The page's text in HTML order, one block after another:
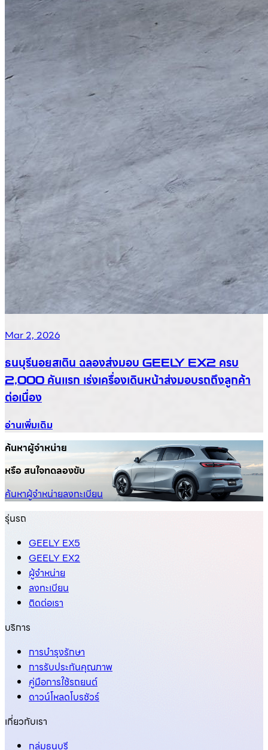
Mar 2, 2026
ธนบุรีนอยสเติน ฉลองส่งมอบ GEELY EX2 ครบ
2,000 คันแรก เร่งเครื่องเดินหน้าส่งมอบรถถึงลูกค้า
ต่อเนื่อง
อ่านเพิ่มเติม
ค้นหาผู้จำหน่าย
หรือ สนใจทดลองขับ
ค้นหาผู้จำหน่ายลงทะเบียน
รุ่นรถ
GEELY EX5
GEELY EX2
ผู้จำหน่าย
ลงทะเบียน
ติดต่อเรา
บริการ
การบำรุงรักษา
การรับประกันคุณภาพ
คู่มือการใช้รถยนต์
ดาวน์โหลดโบรชัวร์
เกี่ยวกับเรา
กลุ่มธนบุรี